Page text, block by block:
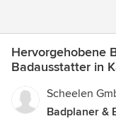
Hervorgehobene
Badausstatter in
Scheelen
Badplaner &